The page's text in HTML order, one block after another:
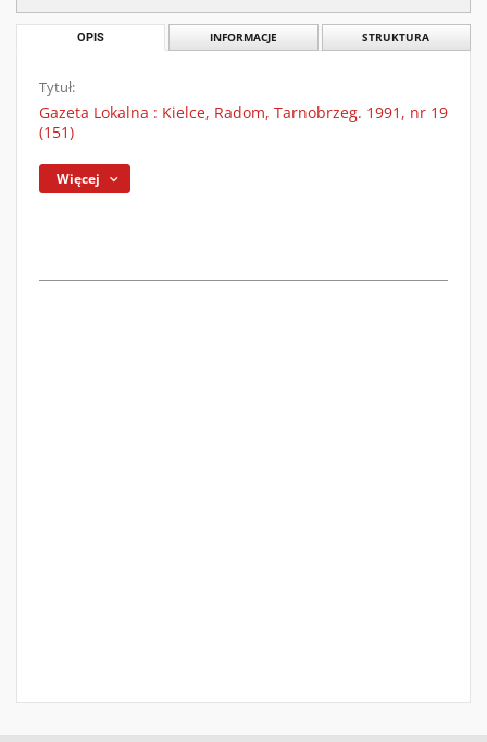
OPIS INFORMACJE STRUKTURA
Tytuł:
Gazeta Lokalna : Kielce, Radom, Tarnobrzeg. 1991, nr 19
(151)
Więcej